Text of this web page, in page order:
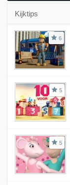
Kijktips
6
5
5